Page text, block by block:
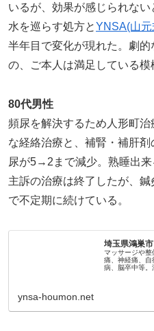
いるが、効果が感じられない
水を巡らす処方とYNSA(山
半年目で変化が現れた。劇
の、ご本人は満足している模
80代男性
頻尿を解決するため人形町
な経絡治療と、補腎・補肝
尿が5→2まで減少。熟睡出来
主訴の治療は終了したが、
で不定期に続けている。
埼玉県鴻巣
マッサージや
痛、神経痛、自
病、脳卒中等
ynsa-houmon.net